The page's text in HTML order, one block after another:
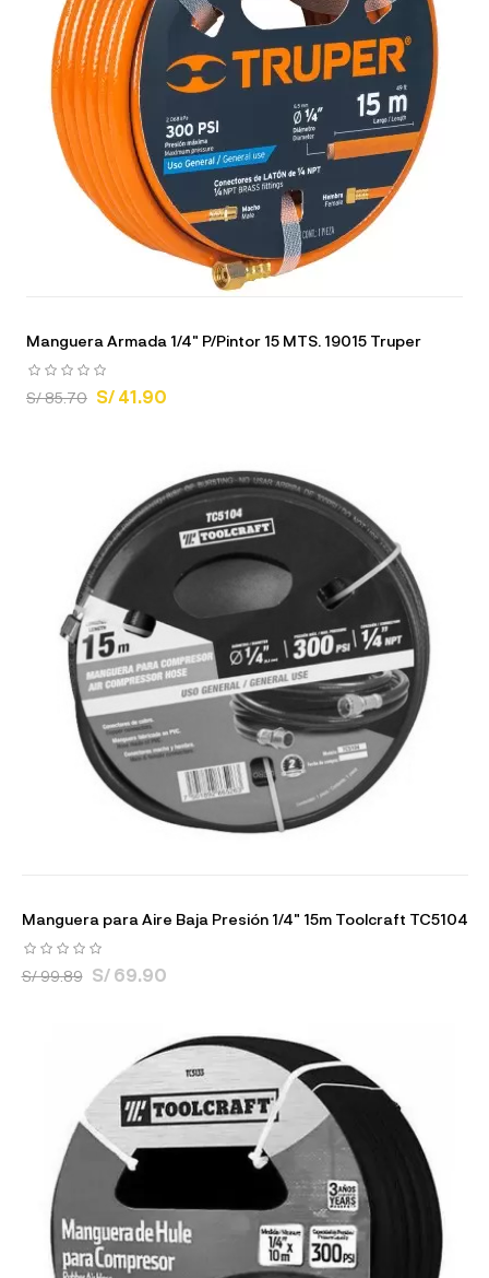
Manguera Armada 1/4" P/Pintor 15 MTS. 19015 Truper
S/ 85.70 S/ 41.90
Manguera para Aire Baja Presión 1/4" 15m Toolcraft TC5104
S/ 99.89 S/ 69.90